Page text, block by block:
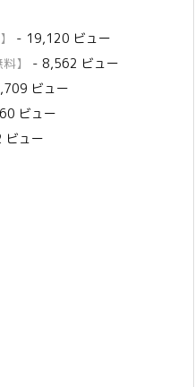
- 19,120 ビュー
】
- 8,562 ビュー
ビュー
ビュー
ュー